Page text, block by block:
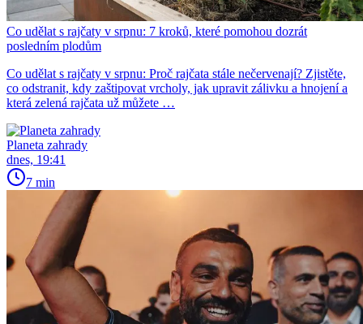
Co udělat s rajčaty v srpnu: 7 kroků, které pomohou dozrát
posledním plodům
Co udělat s rajčaty v srpnu: Proč rajčata stále nečervenají? Zjistěte,
co odstranit, kdy zaštipovat vrcholy, jak upravit zálivku a hnojení a
která zelená rajčata už můžete …
Planeta zahrady
dnes, 19:41
7 min